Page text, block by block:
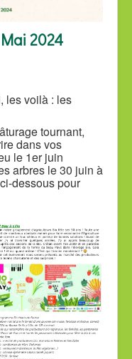
2024
les voilà : les
tournant,
dans vos
le 1er juin
arbres le 30 juin à
dessous pour